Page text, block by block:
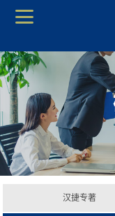
汉捷专著